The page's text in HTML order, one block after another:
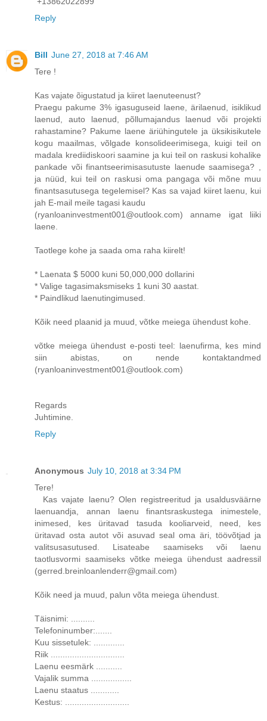
Reply
Bill June 27, 2018 at 7:46 AM
Tere !
Kas vajate õigustatud ja kiiret laenuteenust?
Praegu pakume 3% igasuguseid laene, ärilaenud, isiklikud
laenud, auto laenud, põllumajandus laenud või projekti
rahastamine? Pakume laene äriühingutele ja üksikisikutele
kogu maailmas, võlgade konsolideerimisega, kuigi teil on
madala krediidiskoori saamine ja kui teil on raskusi kohalike
pankade või finantseerimisasutuste laenude saamisega? ,
ja nüüd, kui teil on raskusi oma pangaga või mõne muu
finantsasutusega tegelemisel? Kas sa vajad kiiret laenu, kui
jah E-mail meile tagasi kaudu
(ryanloaninvestment001@outlook.com) anname igat liiki
laene.
Taotlege kohe ja saada oma raha kiirelt!
* Laenata $ 5000 kuni 50,000,000 dollarini
* Valige tagasimaksmiseks 1 kuni 30 aastat.
* Paindlikud laenutingimused.
Kõik need plaanid ja muud, võtke meiega ühendust kohe.
võtke meiega ühendust e-posti teel: laenufirma, kes mind
siin abistas, on nende kontaktandmed
(ryanloaninvestment001@outlook.com)
Regards
Juhtimine.
Reply
Anonymous July 10, 2018 at 3:34 PM
Tere!
Kas vajate laenu? Olen registreeritud ja usaldusväärne
laenuandja, annan laenu finantsraskustega inimestele,
inimesed, kes üritavad tasuda kooliarveid, need, kes
üritavad osta autot või asuvad seal oma äri, töövõtjad ja
valitsusasutused. Lisateabe saamiseks või laenu
taotlusvormi saamiseks võtke meiega ühendust aadressil
(gerred.breinloanlenderr@gmail.com)
Kõik need ja muud, palun võta meiega ühendust.
Täisnimi: ..........
Telefoninumber:.......
Kuu sissetulek: .............
Riik ...............................
Laenu eesmärk ...........
Vajalik summa .................
Laenu staatus ............
Kestus: ...........................